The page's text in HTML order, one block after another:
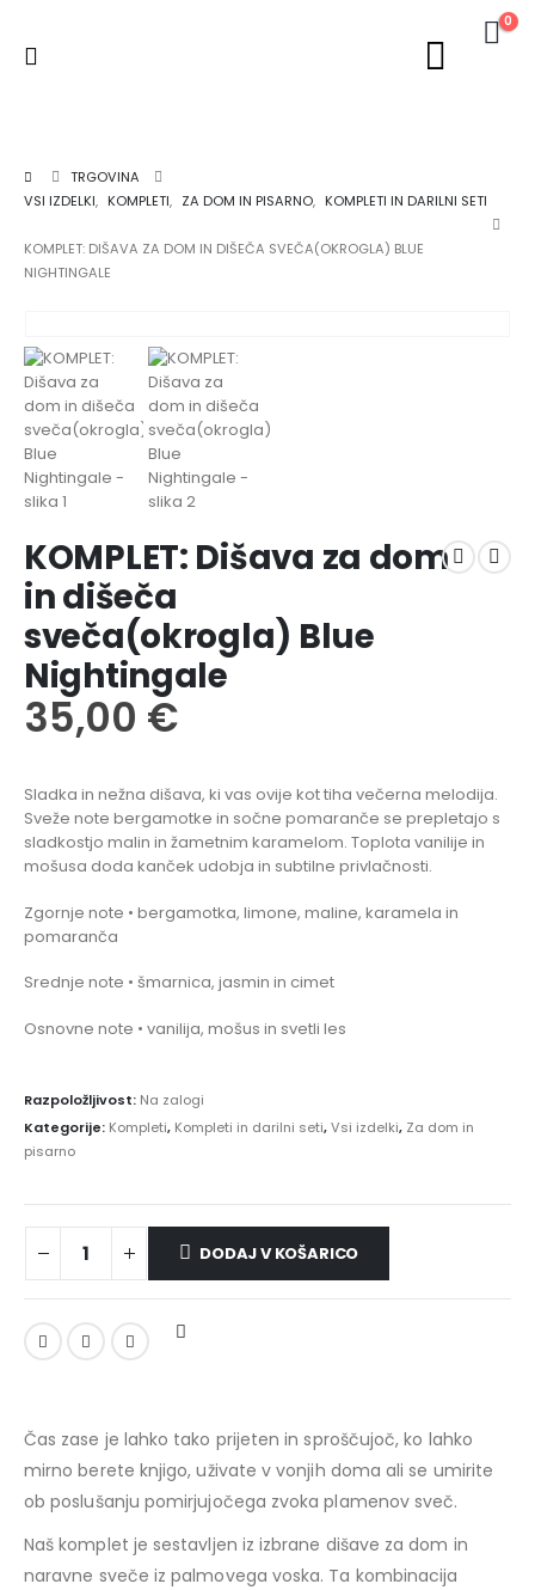
0
TRGOVINA
VSI IZDELKI, KOMPLETI, ZA DOM IN PISARNO, KOMPLETI IN DARILNI SETI
KOMPLET: DIŠAVA ZA DOM IN DIŠEČA SVEČA(OKROGLA) BLUE
NIGHTINGALE
KOMPLET: Dišava za dom
in dišeča
sveča(okrogla) Blue
Nightingale
35,00 €
Sladka in nežna dišava, ki vas ovije kot tiha večerna melodija.
Sveže note bergamotke in sočne pomaranče se prepletajo s
sladkostjo malin in žametnim karamelom. Toplota vanilije in
mošusa doda kanček udobja in subtilne privlačnosti.
Zgornje note • bergamotka, limone, maline, karamela in
pomaranča
Srednje note • šmarnica, jasmin in cimet
Osnovne note • vanilija, mošus in svetli les
Razpoložljivost: Na zalogi
Kategorije: Kompleti, Kompleti in darilni seti,Vsi izdelki, Za dom in
pisarno
DODAJ V KOŠARICO
Čas zase je lahko tako prijeten in sproščujoč, ko lahko
mirno berete knjigo, uživate v vonjih doma ali se umirite
ob poslušanju pomirjujočega zvoka plamenov sveč.
Naš komplet je sestavljen iz izbrane dišave za dom in
naravne sveče iz palmovega voska. Ta kombinacija